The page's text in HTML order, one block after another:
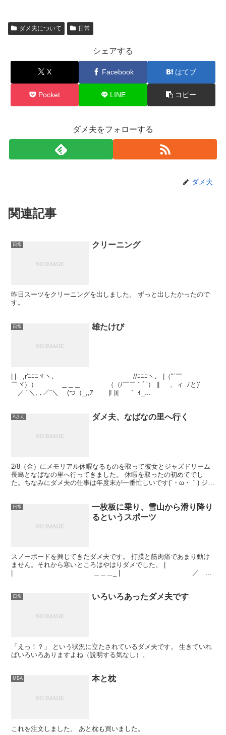
ダメ夫について 日常
シェアする
X Facebook はてブ
Pocket LINE コピー
ダメ夫をフォローする
ダメ夫
関連記事
日常 クリーニング
昨日スーツをクリーニングを出しました。 ずっと出したかったので
す。
日常 雄たけび
| | ,r'ﾆﾆﾆヾヽ、 //ﾆﾆﾆヽ、 |（"´￣
￣ヾ）） ＿＿＿__ （（/￣￣｀ﾞ`） || 、ィ_ﾉと)'
／ "＼, ､／"＼ (つ（_,,ｱ |! |i| ｀ ｲ_...
Aさん ダメ夫、なばなの里へ行く
2/8（金）にメモリアル休暇なるものを取って彼女とジャズドリーム
長島となばなの里へ行ってきました。 休暇を取ったの初めてでし
た。ちなみにダメ夫の仕事は年度末が一番忙しいです(´・ω・｀) ジャ
日常
一枚板に乗り、雪山から滑り降り
るというスポーツ
スノーボードを興じてきたダメ夫です。 打撲と筋肉痛であまり動け
ません。それから寒いところはやはりダメでした。 |
| ＿＿＿_ | ／
日常 いろいろあったダメ夫です
「えっ！？」 という状況に立たされているダメ夫です。 生きていれ
ばいろいろありますよね（説明する気なし）。
MBA 本と枕
これを注文しました。 あと枕も買いました。